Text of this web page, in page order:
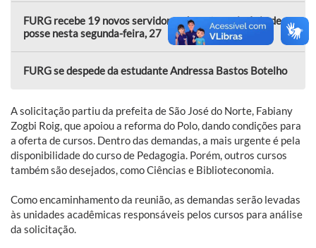
FURG recebe 19 novos servidores durante cerimônia de
posse nesta segunda-feira, 27
FURG se despede da estudante Andressa Bastos Botelho
A solicitação partiu da prefeita de São José do Norte, Fabiany
Zogbi Roig, que apoiou a reforma do Polo, dando condições para
a oferta de cursos. Dentro das demandas, a mais urgente é pela
disponibilidade do curso de Pedagogia. Porém, outros cursos
também são desejados, como Ciências e Biblioteconomia.
Como encaminhamento da reunião, as demandas serão levadas
às unidades acadêmicas responsáveis pelos cursos para análise
da solicitação.